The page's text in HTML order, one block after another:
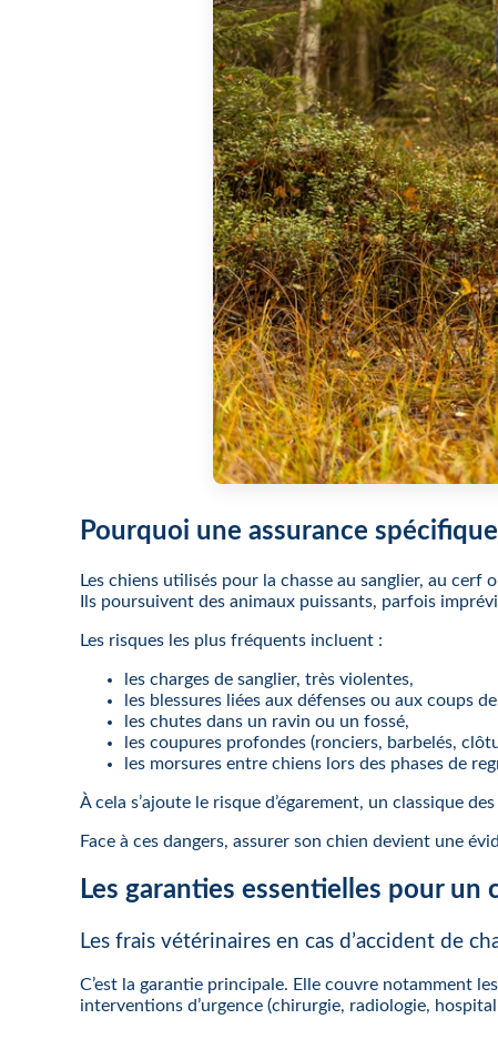
Pourquoi une assurance
Les chiens utilisés pour la chasse au sanglier, au
Ils poursuivent des animaux puissants, parfois
Les risques les plus fréquents incluent :
les charges de sanglier, très violentes,
les blessures liées aux défenses ou aux coups
les chutes dans un ravin ou un fossé,
les coupures profondes (ronciers, barbelés,
les morsures entre chiens lors des phases de
À cela s’ajoute le risque d’égarement, un classique
Face à ces dangers, assurer son chien devient une
Les garanties essentielles pour un
Les frais vétérinaires en cas d’accident de
C’est la garantie principale. Elle couvre notamment
interventions d’urgence (chirurgie, radiologie,